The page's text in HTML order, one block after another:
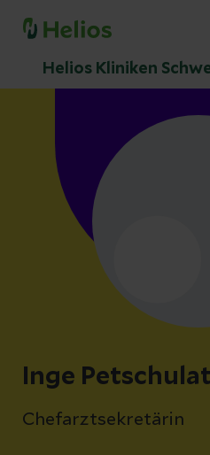
Helios Kliniken
Inge Petschulat
Chefarztsekretärin